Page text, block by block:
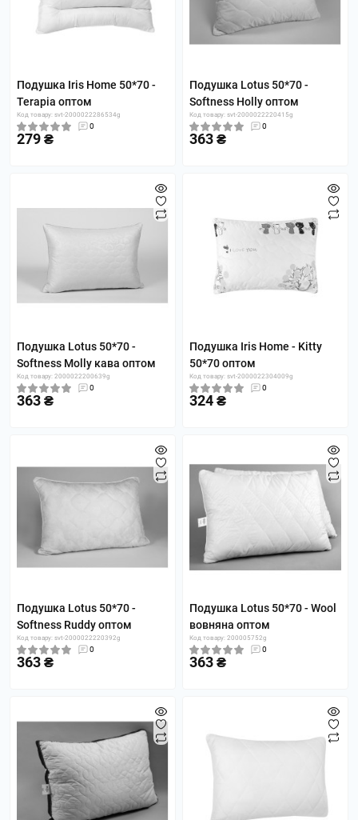
Подушка Iris Home 50*70 -
Terapia оптом
Код товару: svt-2000022286534g
0
279 ₴
Подушка Lotus 50*70 -
Softness Holly оптом
Код товару: svt-2000022220415g
0
363 ₴
Подушка Lotus 50*70 -
Softness Molly кава оптом
Код товару: 2000022200639g
0
363 ₴
Подушка Iris Home - Kitty
50*70 оптом
Код товару: svt-2000022304009g
0
324 ₴
Подушка Lotus 50*70 -
Softness Ruddy оптом
Код товару: svt-2000022220392g
0
363 ₴
Подушка Lotus 50*70 - Wool
вовняна оптом
Код товару: 200005752g
0
363 ₴